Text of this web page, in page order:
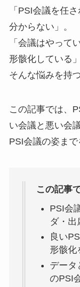
「PSI会議を任
分からない」。
「会議はやって
形骸化している」
そんな悩みを持
この記事では、
い会議と悪い会
PSI会議の姿まで
この記事
PSI会
ダ・出
良い
形骸化
データ
のPSI